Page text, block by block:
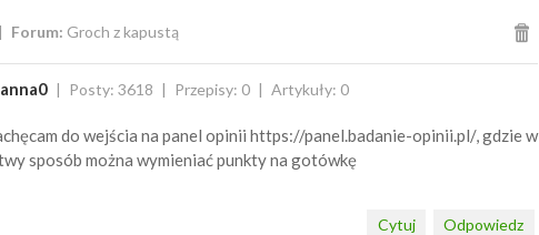
Forum: Groch z kapustą
Posty: 3618 Przepisy: 0 Artykuły: 0
do wejścia na panel opinii https://panel.badanie-opinii.pl/, gdzie w
sposób można wymieniać punkty na gotówkę
Odpowiedz
Cytuj